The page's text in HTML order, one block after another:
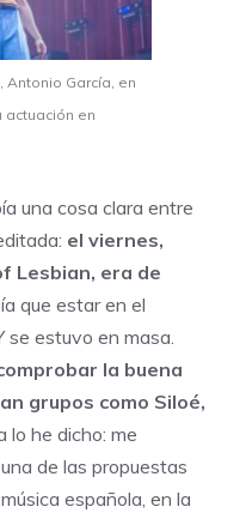
Antonio García, en
actuación en
una cosa clara entre
el viernes,
Lesbian, era de
que estar en el
se estuvo en masa.
la buena
grupos como Siloé,
lo he dicho: me
de las propuestas
española, en la